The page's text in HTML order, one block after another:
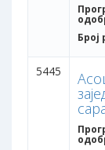
5445